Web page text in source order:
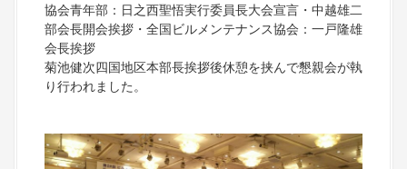
協会青年部：日之西聖悟実行委員長大会宣言・中越雄二
部会長開会挨拶・全国ビルメンテナンス協会：一戸隆雄
会長挨拶
菊池健次四国地区本部長挨拶後休憩を挟んで懇親会が執
り行われました。